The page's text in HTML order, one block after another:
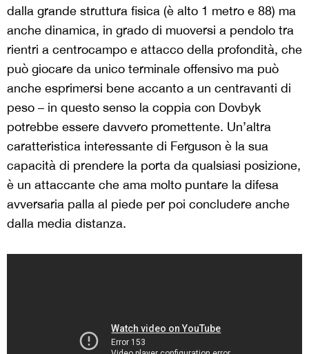
dalla grande struttura fisica (è alto 1 metro e 88) ma
anche dinamica, in grado di muoversi a pendolo tra
rientri a centrocampo e attacco della profondità, che
può giocare da unico terminale offensivo ma può
anche esprimersi bene accanto a un centravanti di
peso – in questo senso la coppia con Dovbyk
potrebbe essere davvero promettente. Un’altra
caratteristica interessante di Ferguson è la sua
capacità di prendere la porta da qualsiasi posizione,
è un attaccante che ama molto puntare la difesa
avversaria palla al piede per poi concludere anche
dalla media distanza.